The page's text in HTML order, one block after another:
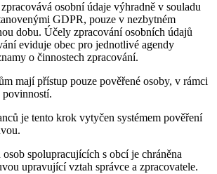
osobní údaje výhradně v souladu
GDPR, pouze v nezbytném
dobu. Účely zpracování osobních údajů
eviduje obec pro jednotlivé agendy
o činnostech zpracování.
mají přístup pouze pověřené osoby, v rámci
je tento krok vytyčen systémem pověření
spolupracujících s obcí je chráněna
upravující vztah správce a zpracovatele.